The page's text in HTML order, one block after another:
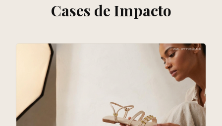
Cases de Impacto